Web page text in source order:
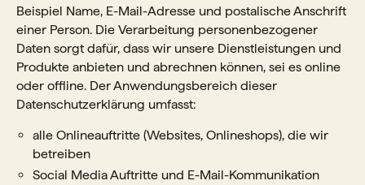
Beispiel Name, E-Mail-Adresse und postalische Anschrift
einer Person. Die Verarbeitung personenbezogener
Daten sorgt dafür, dass wir unsere Dienstleistungen und
Produkte anbieten und abrechnen können, sei es online
oder offline. Der Anwendungsbereich dieser
Datenschutzerklärung umfasst:
alle Onlineauftritte (Websites, Onlineshops), die wir
betreiben
Social Media Auftritte und E-Mail-Kommunikation